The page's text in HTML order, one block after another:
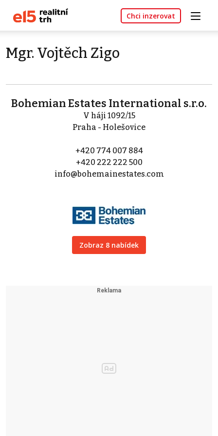
Chci inzerovat
Mgr. Vojtěch Zigo
Bohemian Estates International s.r.o.
V háji 1092/15
Praha - Holešovice
+420 774 007 884
+420 222 222 500
info@bohemainestates.com
Zobraz 8 nabídek